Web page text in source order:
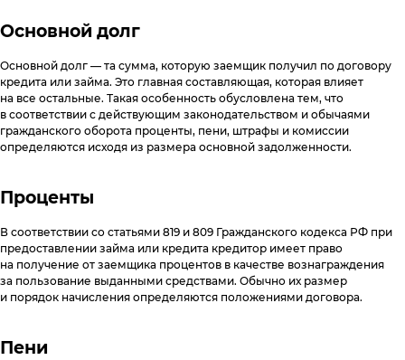
Основной долг
Основной долг — та сумма, которую заемщик получил по договору
кредита или займа. Это главная составляющая, которая влияет
на все остальные. Такая особенность обусловлена тем, что
в соответствии с действующим законодательством и обычаями
гражданского оборота проценты, пени, штрафы и комиссии
определяются исходя из размера основной задолженности.
Проценты
В соответствии со статьями 819 и 809 Гражданского кодекса РФ при
предоставлении займа или кредита кредитор имеет право
на получение от заемщика процентов в качестве вознаграждения
за пользование выданными средствами. Обычно их размер
и порядок начисления определяются положениями договора.
Пени